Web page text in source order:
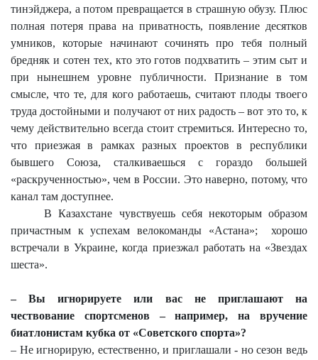
тинэйджера, а потом превращается в страшную обузу. Плюс
полная потеря права на приватность, появление десятков
умников, которые начинают сочинять про тебя полный
бредняк и сотен тех, кто это готов подхватить – этим сыт и
при нынешнем уровне публичности. Признание в том
смысле, что те, для кого работаешь, считают плоды твоего
труда достойными и получают от них радость – вот это то, к
чему действительно всегда стоит стремиться. Интересно то,
что приезжая в рамках разных проектов в республики
бывшего Союза, сталкиваешься с гораздо большей
«раскрученностью», чем в России. Это наверно, потому, что
канал там доступнее.
В Казахстане чувствуешь себя некоторым образом
причастным к успехам велокоманды «Астана»;
хорошо
встречали в Украине, когда приезжал работать на «Звездах
шеста».
– Вы игнорируете или вас не приглашают на
чествование спортсменов – например, на вручение
биатлонистам кубка от «Советского спорта»?
– Не игнорирую, естественно, и приглашали - но сезон ведь